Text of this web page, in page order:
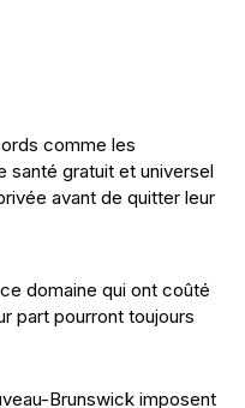
comme les
santé gratuit et universel
avant de quitter leur
domaine qui ont coûté
part pourront toujours
Brunswick imposent